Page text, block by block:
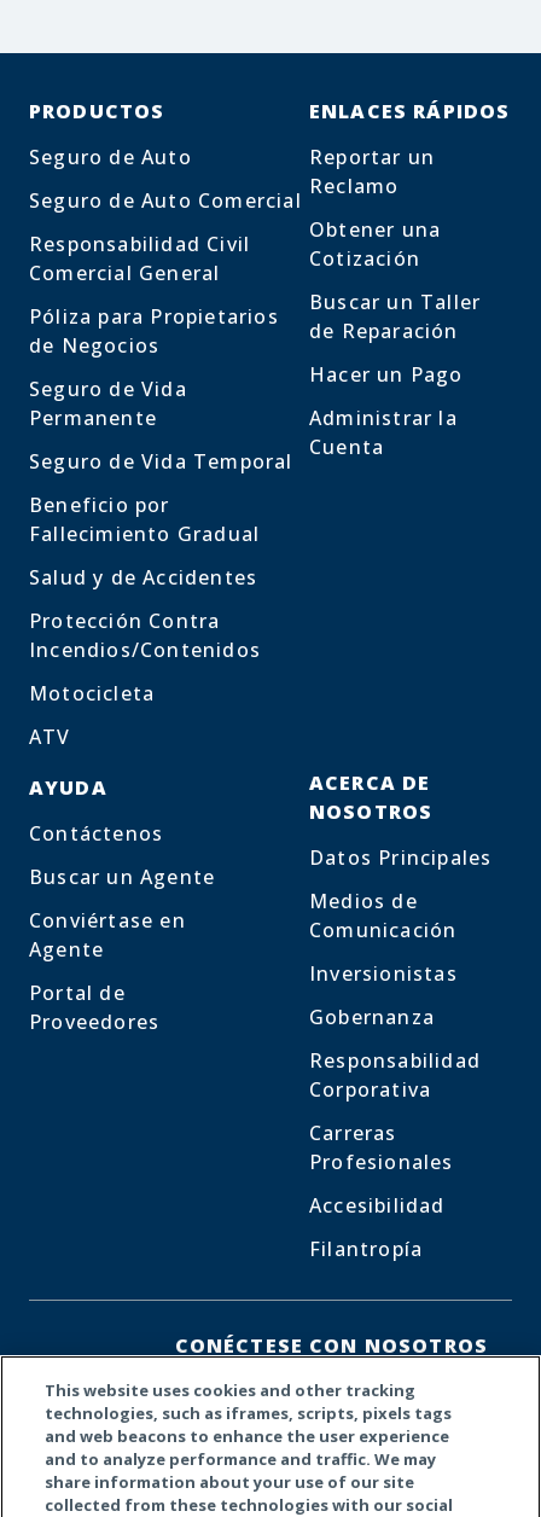
PRODUCTOS
Seguro de Auto
Seguro de Auto Comercial
Responsabilidad Civil
Comercial General
Póliza para Propietarios
de Negocios
Seguro de Vida
Permanente
Seguro de Vida Temporal
Beneficio por
Fallecimiento Gradual
Salud y de Accidentes
Protección Contra
Incendios/Contenidos
Motocicleta
ATV
ENLACES RÁPIDOS
Reportar un
Reclamo
Obtener una
Cotización
Buscar un Taller
de Reparación
Hacer un Pago
Administrar la
Cuenta
AYUDA
Contáctenos
Buscar un Agente
Conviértase en
Agente
Portal de
Proveedores
ACERCA DE
NOSOTROS
Datos Principales
Medios de
Comunicación
Inversionistas
Gobernanza
Responsabilidad
Corporativa
Carreras
Profesionales
Accesibilidad
Filantropía
CONÉCTESE CON NOSOTROS
Facebook
X LinkedIn
This website uses cookies and other tracking
technologies, such as iframes, scripts, pixels tags
and web beacons to enhance the user experience
and to analyze performance and traffic. We may
share information about your use of our site
collected from these technologies with our social